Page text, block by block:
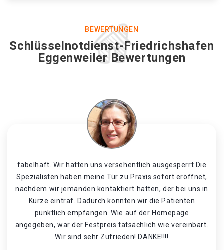
BEWERTUNGEN
Schlüsselnotdienst-Friedrichshafen
Eggenweiler Bewertungen
fabelhaft. Wir hatten uns versehentlich ausgesperrt Die
Spezialisten haben meine Tür zu Praxis sofort eröffnet,
nachdem wir jemanden kontaktiert hatten, der bei uns in
Kürze eintraf. Dadurch konnten wir die Patienten
pünktlich empfangen. Wie auf der Homepage
angegeben, war der Festpreis tatsächlich wie vereinbart.
Wir sind sehr Zufrieden! DANKE!!!!